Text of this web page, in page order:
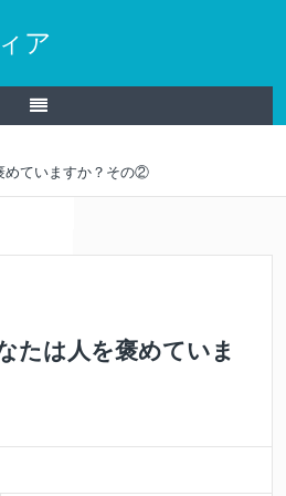
ア
めていますか？その②
たは人を褒めていま